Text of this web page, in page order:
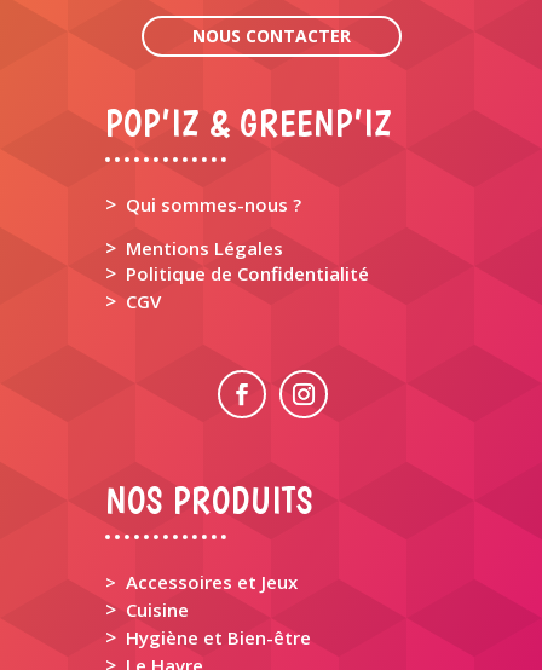
NOUS CONTACTER
POP’IZ & GREENP’IZ
> Qui sommes-nous ?
> Mentions Légales
> Politique de Confidentialité
> CGV
NOS PRODUITS
> Accessoires et Jeux
> Cuisine
> Hygiène et Bien-être
Le Havre